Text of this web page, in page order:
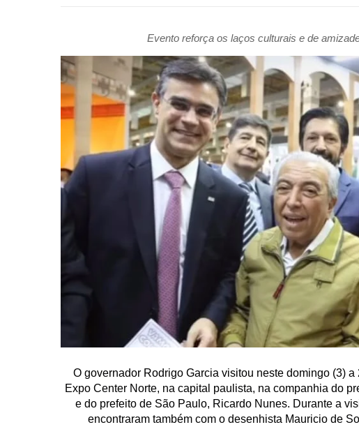
Evento reforça os laços culturais e de
O governador Rodrigo Garcia visitou neste domingo (3)
Expo Center Norte, na capital paulista, na companhia do
e do prefeito de São Paulo, Ricardo Nunes. Durante a
encontraram também com o desenhista Mauricio de